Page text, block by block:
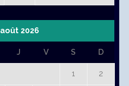
août 2026
J V S D
1 2